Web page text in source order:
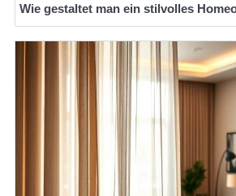
Wie gestaltet man ein stilvolles